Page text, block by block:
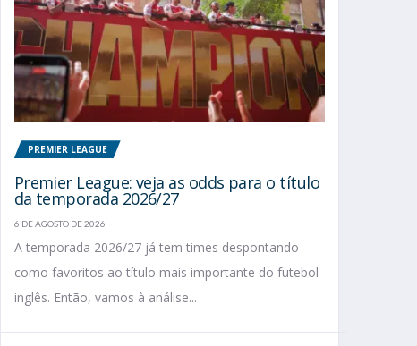
PREMIER LEAGUE
Premier League: veja as odds para o título
da temporada 2026/27
6 DE AGOSTO DE 2026
A temporada 2026/27 já tem times despontando
como favoritos ao título mais importante do futebol
inglês. Então, vamos à análise...